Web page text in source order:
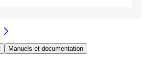
Manuels et documentation